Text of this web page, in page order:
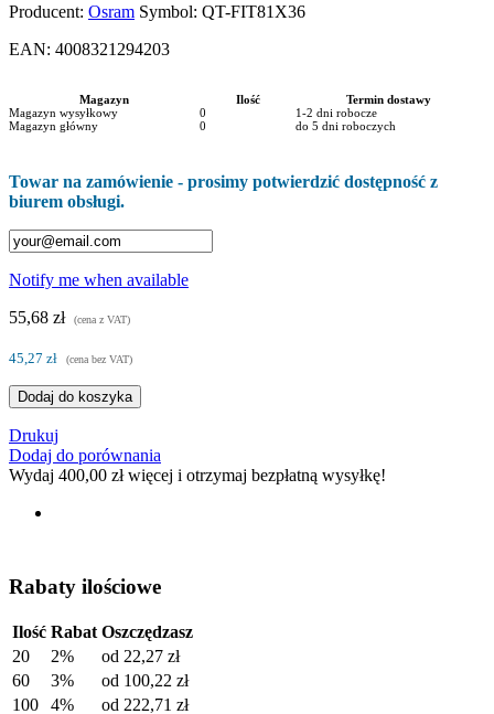
Producent: Osram Symbol: QT-FIT81X36
EAN: 4008321294203
Magazyn Ilość
Termin dostawy
Magazyn wysyłkowy
0
1-2 dni robocze
Magazyn główny
0 do 5 dni roboczych
Towar na zamówienie - prosimy potwierdzić dostępność z
biurem obsługi.
Notify me when available
55,68 zł
(cena z VAT)
45,27 zł (cena bez VAT)
Dodaj do koszyka
Drukuj
Dodaj do porównania
Wydaj 400,00 złwięcej i otrzymaj bezpłatną wysyłkę!
Rabaty ilościowe
Ilość Rabat Oszczędzasz
20
2% od 22,27 zł
60
3% od 100,22 zł
100
4% od 222,71 zł